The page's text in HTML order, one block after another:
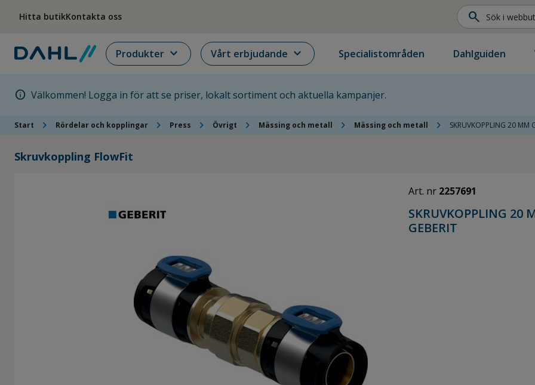
Hitta butikKontakta oss search
Produkter expand_more Vårt erbjudande expand_more Specialistområden Dahlguiden
info Välkommen! Logga in för att se priser, lokalt sortiment och aktuella kampanjer.
Start chevron_right Rördelar och kopplingar chevron_right Press chevron_right Övrigt chevron_right Mässing och metall chevron_right Mässing och metall chevron_right SKRUVKOPPLING 20 MM
Skruvkoppling FlowFit
Art. nr 2257691
SKRUVKOPPLING 20
GEBERIT